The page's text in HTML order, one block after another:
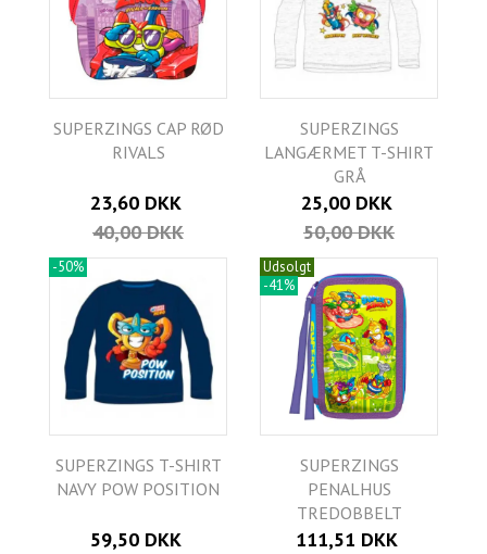
SUPERZINGS CAP RØD
RIVALS
23,60 DKK
40,00 DKK
SUPERZINGS
LANGÆRMET T-SHIRT
GRÅ
25,00 DKK
50,00 DKK
-50%
SUPERZINGS T-SHIRT
NAVY POW POSITION
59,50 DKK
Udsolgt
-41%
SUPERZINGS
PENALHUS
TREDOBBELT
111,51 DKK